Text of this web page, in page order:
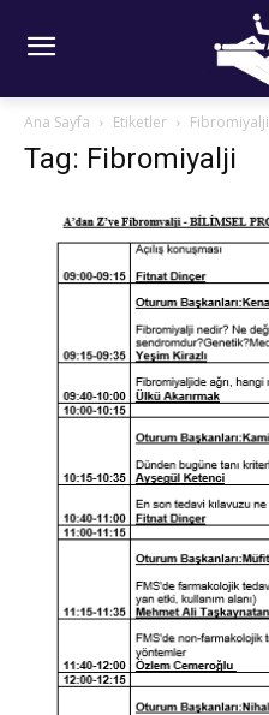
Ana Sayfa Etiketler Fibromiyalji
Tag: Fibromiyalji